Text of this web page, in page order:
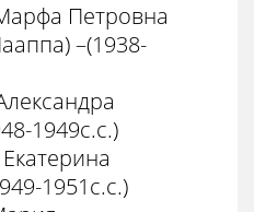
Петровна
–(1938-
1949с.с.)
1951с.с.)